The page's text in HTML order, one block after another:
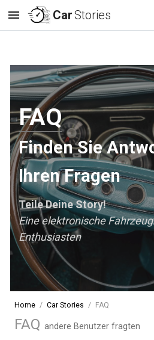
CarStories
FAQ
Finden Sie
Ihren Fragen
Teile Deine Story!
Eine elektronische
Enthusiasten
Home Car Stories FAQ
FAQ andere Benutzer fragten